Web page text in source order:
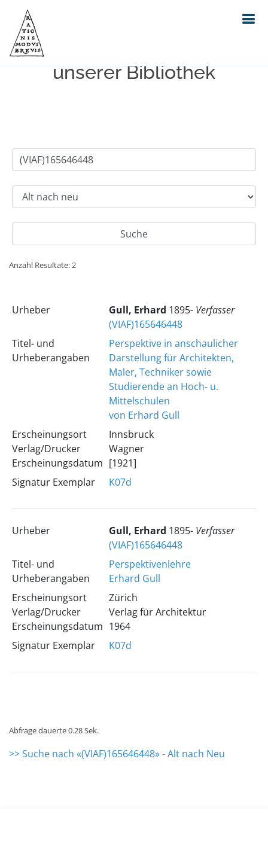
Einfache Suche im Bestand
unserer Bibliothek
Anzahl Resultate: 2
Urheber Gull, Erhard 1895- Verfasser
(VIAF)165646448
Titel- und
Urheberangaben
Perspektive in anschaulicher
Darstellung für Architekten,
Maler, Techniker sowie
Studierende an Hoch- u.
Mittelschulen
von Erhard Gull
Erscheinungsort
Verlag/Drucker
Erscheinungsdatum
Innsbruck
Wagner
[1921]
Signatur Exemplar
K07d
Urheber Gull, Erhard 1895- Verfasser
(VIAF)165646448
Titel- und
Urheberangaben
Perspektivenlehre
Erhard Gull
Erscheinungsort
Verlag/Drucker
Erscheinungsdatum
Zürich
Verlag für Architektur
1964
Signatur Exemplar
K07d
Abfrage dauerte 0.28 Sek.
>> Suche nach «(VIAF)165646448» - Alt nach Neu